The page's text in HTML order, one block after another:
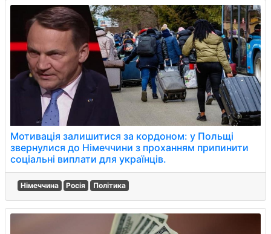
Мотивація залишитися за кордоном: у Польщі
звернулися до Німеччини з проханням припинити
соціальні виплати для українців.
Німеччина Росія Політика